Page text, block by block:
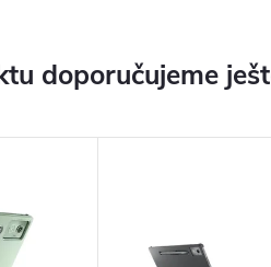
doporučujeme